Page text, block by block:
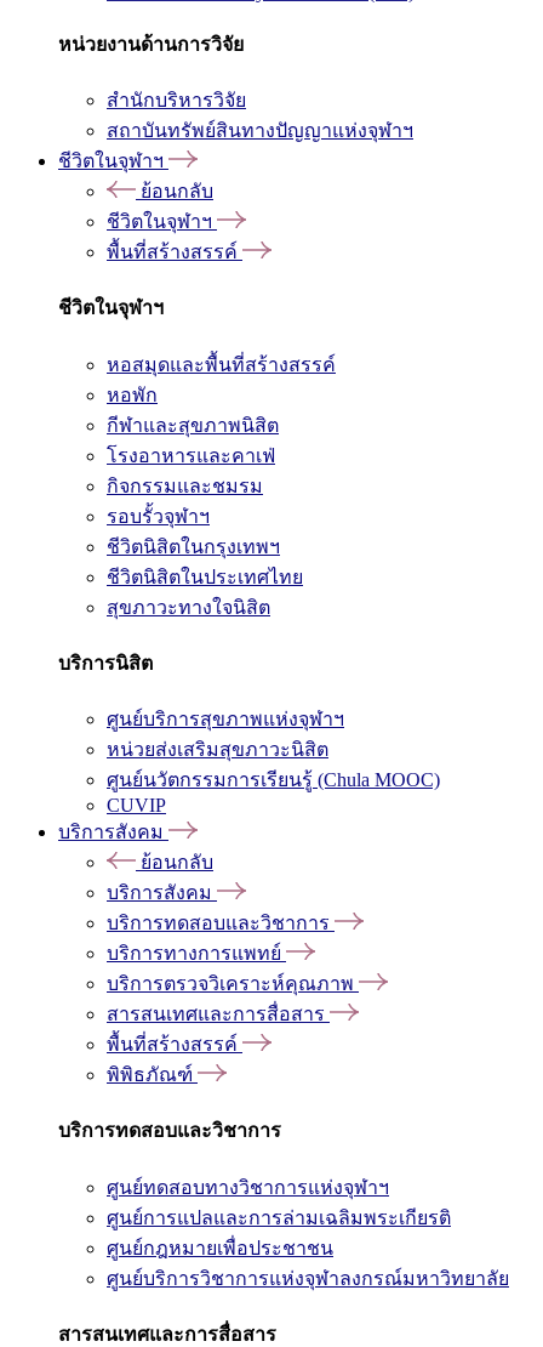
หน่วยงานด้านการวิจัย
สำนักบริหารวิจัย
สถาบันทรัพย์สินทางปัญญาแห่งจุฬาฯ
ชีวิตในจุฬาฯ
ย้อนกลับ
ชีวิตในจุฬาฯ
พื้นที่สร้างสรรค์
ชีวิตในจุฬาฯ
หอสมุดและพื้นที่สร้างสรรค์
หอพัก
กีฬาและสุขภาพนิสิต
โรงอาหารและคาเฟ่
กิจกรรมและชมรม
รอบรั้วจุฬาฯ
ชีวิตนิสิตในกรุงเทพฯ
ชีวิตนิสิตในประเทศไทย
สุขภาวะทางใจนิสิต
บริการนิสิต
ศูนย์บริการสุขภาพแห่งจุฬาฯ
หน่วยส่งเสริมสุขภาวะนิสิต
ศูนย์นวัตกรรมการเรียนรู้ (Chula MOOC)
CUVIP
บริการสังคม
ย้อนกลับ
บริการสังคม
บริการทดสอบและวิชาการ
บริการทางการแพทย์
บริการตรวจวิเคราะห์คุณภาพ
สารสนเทศและการสื่อสาร
พื้นที่สร้างสรรค์
พิพิธภัณฑ์
บริการทดสอบและวิชาการ
ศูนย์ทดสอบทางวิชาการแห่งจุฬาฯ
ศูนย์การแปลและการล่ามเฉลิมพระเกียรติ
ศูนย์กฎหมายเพื่อประชาชน
ศูนย์บริการวิชาการแห่งจุฬาลงกรณ์มหาวิทยาลัย
สารสนเทศและการสื่อสาร